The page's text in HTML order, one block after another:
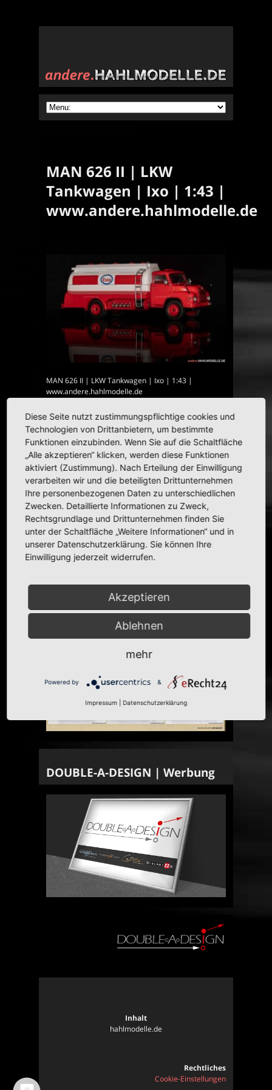
MAN 626 II | LKW
Tankwagen | Ixo | 1:43 |
www.andere.hahlmodelle.de
MAN 626 II | LKW Tankwagen | Ixo | 1:43 |
www.andere.hahlmodelle.de
HAHLMODELLE.DE | Opel in
1:43
DOUBLE-A-DESIGN | Werbung
Inhalt
hahlmodelle.de
Rechtliches
Cookie-Einstellungen
Diese Seite nutzt zustimmungspflichtige cookies und
Technologien von Drittanbietern, um bestimmte
Funktionen einzubinden. Wenn Sie auf die Schaltfläche
„Alle akzeptieren“ klicken, werden diese Funktionen
aktiviert (Zustimmung). Nach Erteilung der Einwilligung
verarbeiten wir und die beteiligten Drittunternehmen
Ihre personenbezogenen Daten zu unterschiedlichen
Zwecken. Detaillierte Informationen zu Zweck,
Rechtsgrundlage und Drittunternehmen finden Sie
unter der Schaltfläche „Weitere Informationen“ und in
unserer Datenschutzerklärung. Sie können Ihre
Einwilligung jederzeit widerrufen.
Akzeptieren
Ablehnen
mehr
Powered by &
Impressum Datenschutzerklärung